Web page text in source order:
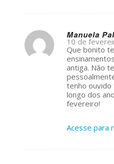
Manuela
s
ays:
10 de
Que bonito
antiga. Não
tenho ouvido
longo dos
fevereiro!
Acesse para